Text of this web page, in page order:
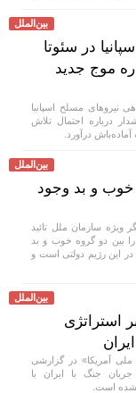
بین‌الملل
در سئوتا
موج جدید
نیرو‌های مسلح اسپانیا
درباره احتمال تلاش
درآورد.
بین‌الملل
خوب و بد وجود
ویژه سازمان ملل تائید
را بین دو گروه خوب و بد
این رژیم دولتی است و
بین‌الملل
استراتژی
ملی آمریکا» در گزارشی
جنگ با ایران با
شده است.